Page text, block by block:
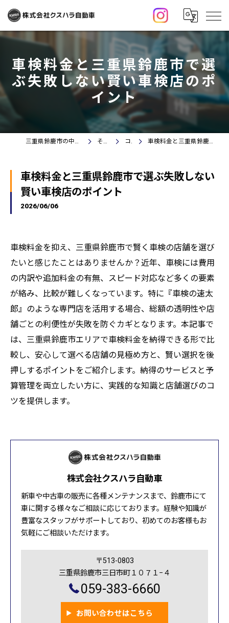
車検料金と三重県鈴鹿市で選
ぶ失敗しない賢い車検店のポ
イント
三重県鈴鹿市の中古車なら株式会社クスハラ自動車 その他情報 コラム 車検料金と三重県鈴鹿市で選ぶ失敗しない賢い車検店のポイント
車検料金と三重県鈴鹿市で選ぶ失敗しない
賢い車検店のポイント
2026/06/06
車検料金を抑え、三重県鈴鹿市で賢く車検の店舗を選び
たいと感じたことはありませんか？近年、車検には費用
の内訳や追加料金の有無、スピード対応など多くの要素
が絡み、比較が難しくなっています。特に『車検の速太
郎』のような専門店を活用する場合、総額の透明性や店
舗ごとの利便性が失敗を防ぐカギとなります。本記事で
は、三重県鈴鹿市エリアで車検料金を納得できる形で比
較し、安心して選べる店舗の見極め方と、賢い選択を後
押しするポイントをご紹介します。納得のサービスと予
算管理を両立したい方に、実践的な知識と店舗選びのコ
ツを提供します。
株式会社クスハラ自動車
新車や中古車の販売に各種メンテナンスまで、鈴鹿市にて
車に関する様々なご相談に応じております。経験や知識が
豊富なスタッフがサポートしており、初めてのお客様もお
気軽にご相談いただけます。
〒513-0803
三重県鈴鹿市三日市町１０７１−４
059-383-6660
お問い合わせはこちら